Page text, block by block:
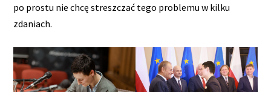
po prostu nie chcę streszczać tego problemu w kilku
zdaniach.